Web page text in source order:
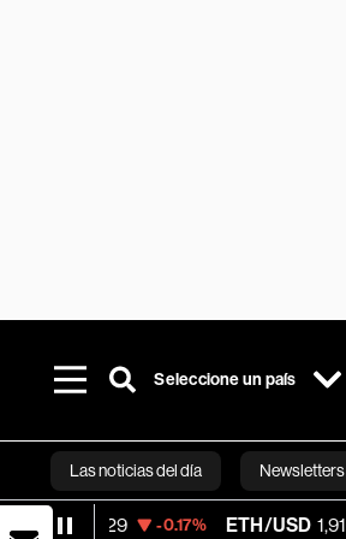
Seleccione un país
Las noticias del día Newsletters
ETH/USD 1,916.555 -0.13%